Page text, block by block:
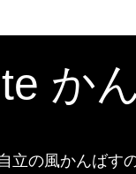
か
の風かんばす